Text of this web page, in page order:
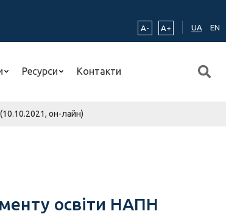
A-
A+ UA EN
Ресурси Контакти
он-лайн)
освіти НАПН